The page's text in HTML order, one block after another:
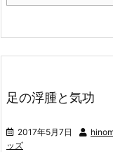
足の浮腫と気功
2017年5月7日
ッズ